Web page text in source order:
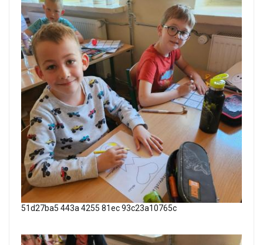
51d27ba5 443a 4255 81ec 93c23a10765c